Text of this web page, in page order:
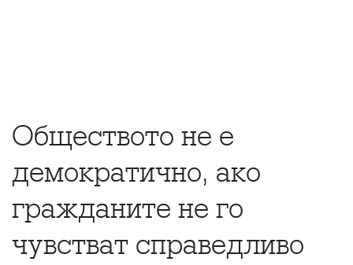
Обществото не е
демократично, ако
гражданите не го
чувстват справедливо